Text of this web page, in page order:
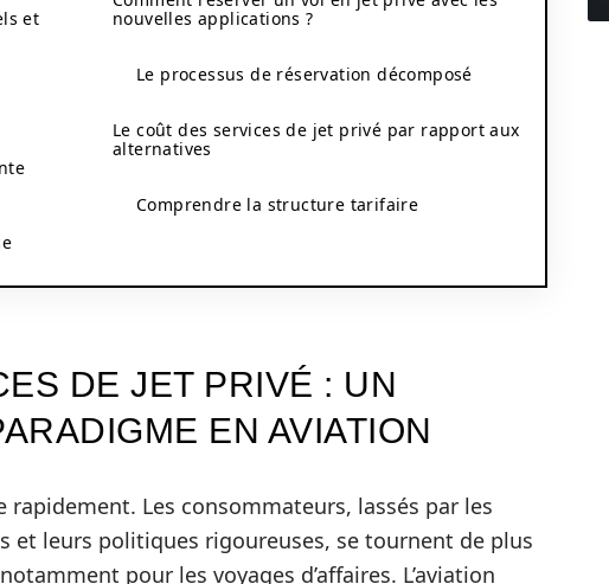
et
nouvelles applications ?
Le processus de réservation décomposé
Le coût des services de jet privé par rapport aux
alternatives
Comprendre la structure tarifaire
DE JET PRIVÉ : UN
EN AVIATION
rapidement. Les consommateurs, lassés par les
et leurs politiques rigoureuses, se tournent de plus
pour les voyages d’affaires. L’aviation